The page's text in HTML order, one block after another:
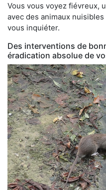
Vous vous voyez fiévreux,
avec des animaux
vous inquiéter.
Des interventions de
éradication absolue de